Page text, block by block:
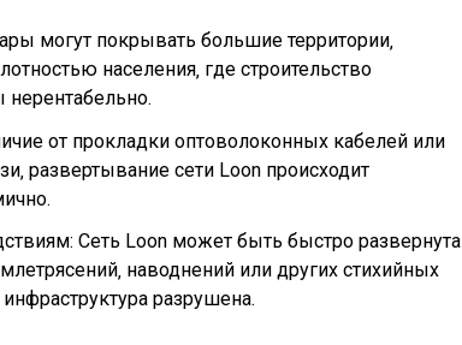
могут покрывать большие территории‚
населения‚ где строительство
нерентабельно.
от прокладки оптоволоконных кабелей или
развертывание сети Loon происходит
Сеть Loon может быть быстро развернута
наводнений или других стихийных
разрушена.